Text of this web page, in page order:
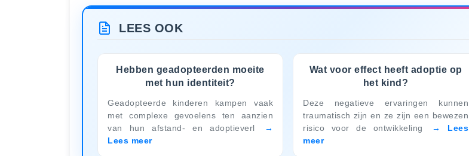
LEES OOK
Hebben geadopteerden moeite
met hun identiteit?
Geadopteerde kinderen kampen vaak
met complexe gevoelens ten aanzien
van hun afstand- en adoptieverl
Lees meer
Wat voor effect heeft adoptie op
het kind?
Deze negatieve ervaringen kunnen
traumatisch zijn en ze zijn een bewezen
risico voor de ontwikkeling
Lees
meer